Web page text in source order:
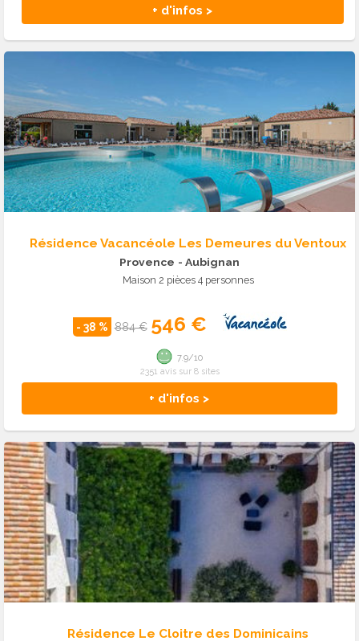
+ d'infos >
Résidence Vacancéole Les Demeures du Ventoux
Provence - Aubignan
Maison 2 pièces 4 personnes
- 38 % 884 € 546 €
+ d'infos >
7.9/10
2351 avis sur 8 sites
Résidence Le Cloitre des Dominicains